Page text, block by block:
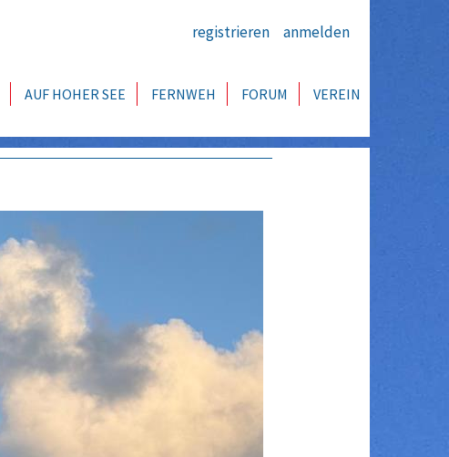
registrieren anmelden
AUF HOHER SEE FERNWEH FORUM VEREIN